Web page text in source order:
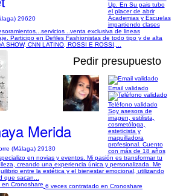
29620
Up. En Su pais tubo
el placer de abrir
Academias y Escuelas
impartiendo clases
..venta exclusiva de lineas
Participo en Defiles Fashionistas de todo tipo y de alta
SHOW, CNN LATINO, ROSSI E ROSSI,...
Pedir presupuesto
Merida
(Málaga) 29130
Email validado
Teléfono validado
Soy asesora de
imagen, estilista,
cosmetóloga,
esteticista y
maquilladora
profesional. Cuento
con más de 18 años
en novias y eventos. Mi pasión es transformar tu
creando una experiencia única y personalizada. Me
entre la estética y el bienestar emocional, utilizando
que sacan...
6 veces contratado en Cronoshare